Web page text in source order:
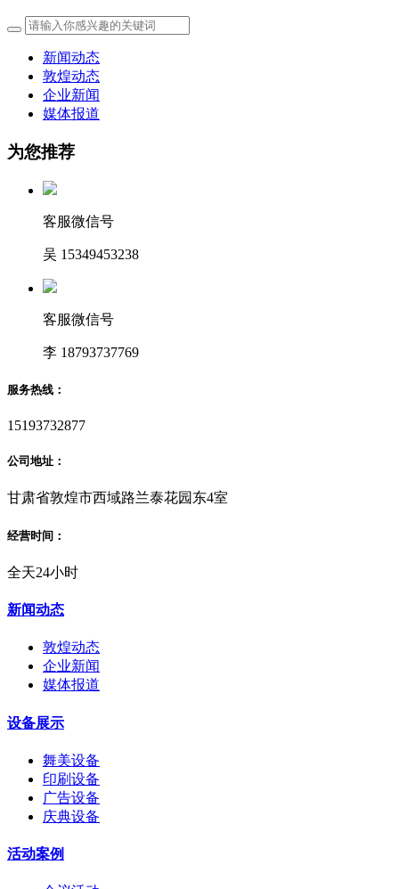
新闻动态
敦煌动态
企业新闻
媒体报道
为您推荐
客服微信号
吴 15349453238
客服微信号
李 18793737769
服务热线：
15193732877
公司地址：
甘肃省敦煌市西域路兰泰花园东4室
经营时间：
全天24小时
新闻动态
敦煌动态
企业新闻
媒体报道
设备展示
舞美设备
印刷设备
广告设备
庆典设备
活动案例